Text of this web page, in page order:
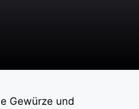
Gewürze und